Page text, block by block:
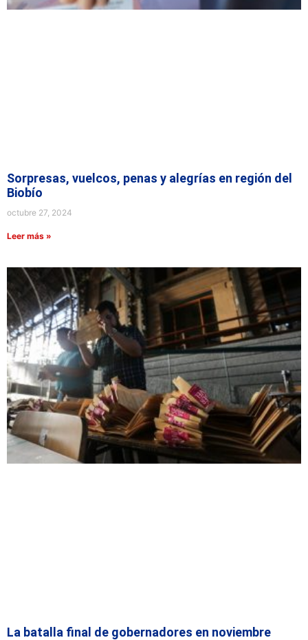
Sorpresas, vuelcos, penas y alegrías en región del
Biobío
octubre 27, 2024
Leer más »
La batalla final de gobernadores en noviembre